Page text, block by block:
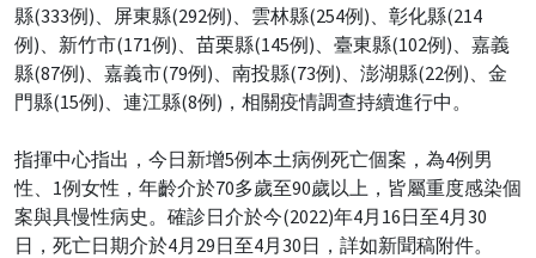
縣(333例)、屏東縣(292例)、雲林縣(254例)、彰化縣(214
例)、新竹市(171例)、苗栗縣(145例)、臺東縣(102例)、嘉義
縣(87例)、嘉義市(79例)、南投縣(73例)、澎湖縣(22例)、金
門縣(15例)、連江縣(8例)，相關疫情調查持續進行中。
指揮中心指出，今日新增5例本土病例死亡個案，為4例男
性、1例女性，年齡介於70多歲至90歲以上，皆屬重度感染個
案與具慢性病史。確診日介於今(2022)年4月16日至4月30
日，死亡日期介於4月29日至4月30日，詳如新聞稿附件。